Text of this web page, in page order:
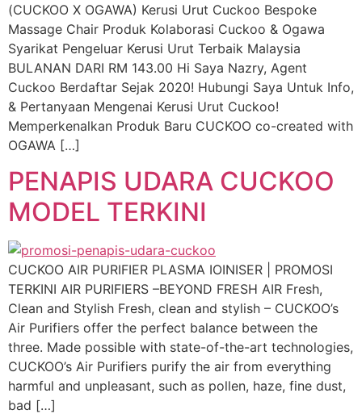
(CUCKOO X OGAWA) Kerusi Urut Cuckoo Bespoke
Massage Chair Produk Kolaborasi Cuckoo & Ogawa
Syarikat Pengeluar Kerusi Urut Terbaik Malaysia
BULANAN DARI RM 143.00 Hi Saya Nazry, Agent
Cuckoo Berdaftar Sejak 2020! Hubungi Saya Untuk Info,
& Pertanyaan Mengenai Kerusi Urut Cuckoo!
Memperkenalkan Produk Baru CUCKOO co-created with
OGAWA […]
PENAPIS UDARA CUCKOO
MODEL TERKINI
CUCKOO AIR PURIFIER PLASMA IOINISER | PROMOSI
TERKINI AIR PURIFIERS –BEYOND FRESH AIR Fresh,
Clean and Stylish Fresh, clean and stylish – CUCKOO’s
Air Purifiers offer the perfect balance between the
three. Made possible with state-of-the-art technologies,
CUCKOO’s Air Purifiers purify the air from everything
harmful and unpleasant, such as pollen, haze, fine dust,
bad […]